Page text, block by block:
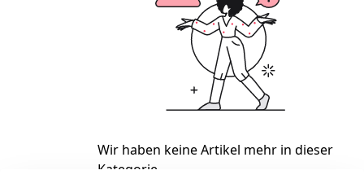
Wir haben keine Artikel mehr in dieser
Kategorie.